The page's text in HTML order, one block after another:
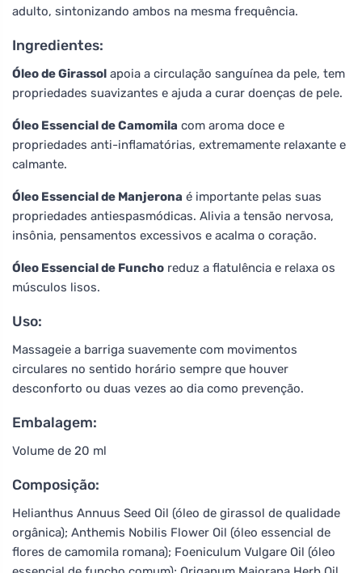
adulto, sintonizando ambos na mesma frequência.
Ingredientes:
Óleo de Girassol apoia a circulação sanguínea da pele, tem
propriedades suavizantes e ajuda a curar doenças de pele.
Óleo Essencial de Camomila com aroma doce e
propriedades anti-inflamatórias, extremamente relaxante e
calmante.
Óleo Essencial de Manjerona é importante pelas suas
propriedades antiespasmódicas. Alivia a tensão nervosa,
insônia, pensamentos excessivos e acalma o coração.
Óleo Essencial de Funcho reduz a flatulência e relaxa os
músculos lisos.
Uso:
Massageie a barriga suavemente com movimentos
circulares no sentido horário sempre que houver
desconforto ou duas vezes ao dia como prevenção.
Embalagem:
Volume de 20 ml
Composição:
Helianthus Annuus Seed Oil (óleo de girassol de qualidade
orgânica); Anthemis Nobilis Flower Oil (óleo essencial de
flores de camomila romana); Foeniculum Vulgare Oil (óleo